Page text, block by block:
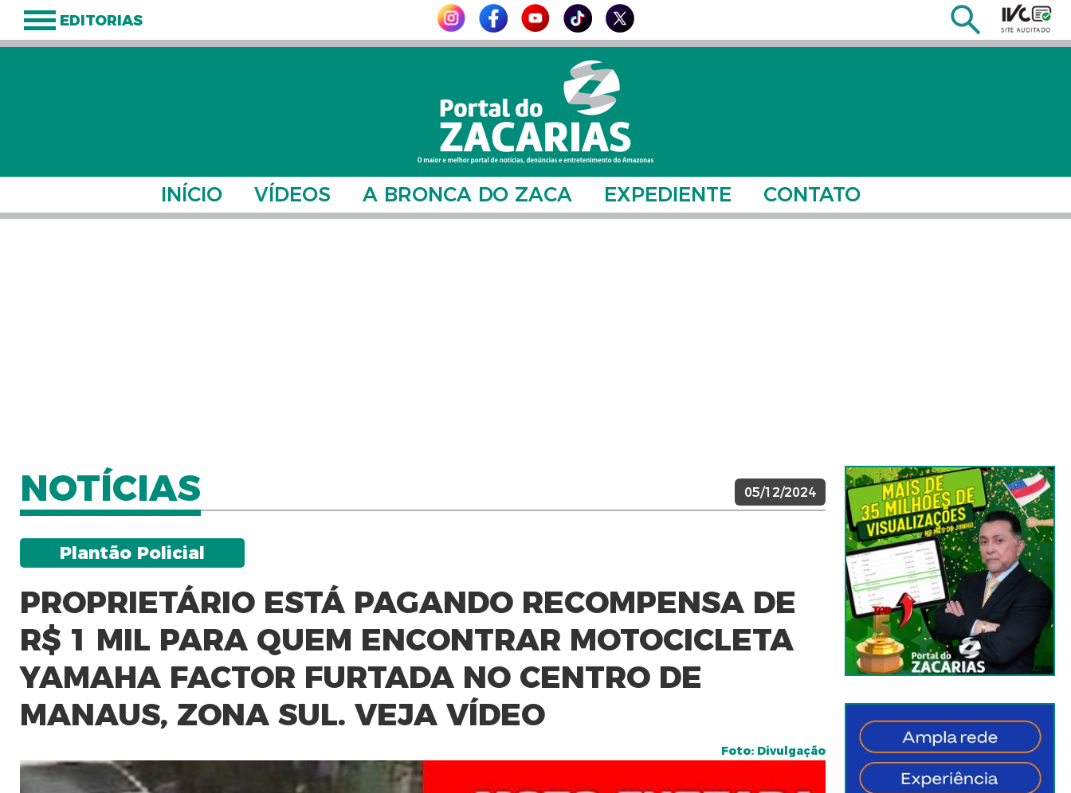
EDITORIAS
INÍCIO VÍDEOS A BRONCA DO ZACA EXPEDIENTE CONTATO
NOTÍCIAS 05/12/2024
Plantão Policial
PROPRIETÁRIO ESTÁ PAGANDO RECOMPENSA DE
R$ 1 MIL PARA QUEM ENCONTRAR MOTOCICLETA
YAMAHA FACTOR FURTADA NO CENTRO DE
MANAUS, ZONA SUL. VEJA VÍDEO
Foto: Divulgação